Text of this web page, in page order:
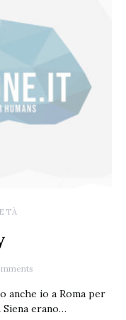
anche io a Roma per
erano…